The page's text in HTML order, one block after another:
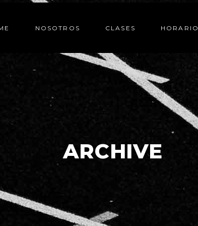
NOSOTROS CLASES HORARIO
ARCHIVE